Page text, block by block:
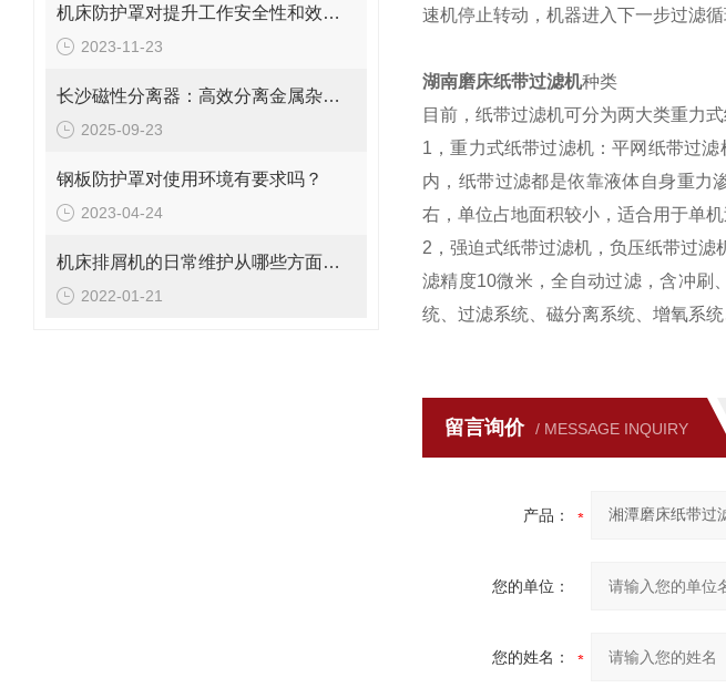
机床防护罩对提升工作安全性和效率的重要性探究
2023-11-23
长沙磁性分离器：高效分离金属杂质的理想设备
2025-09-23
钢板防护罩对使用环境有要求吗？
2023-04-24
机床排屑机的日常维护从哪些方面入手
2022-01-21
速机停止转动，机器进入下一步过滤
湖南磨床纸带过滤机种类
目前，纸带过滤机可分为两大类重力
1，重力式纸带过滤机：平网纸带过
内，纸带过滤都是依靠液体自身重力
右，单位占地面积较小，适合用于单
2，强迫式纸带过滤机，负压纸带过
滤精度10微米，全自动过滤，含冲刷
统、过滤系统、磁分离系统、增氧系
留言询价 / MESSAGE INQUIRY
产品：
您的单位：
您的姓名：